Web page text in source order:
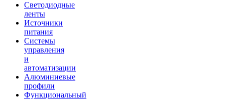
Светодиодные
ленты
Источники
питания
Системы
управления
и
автоматизации
Алюминиевые
профили
Функциональный